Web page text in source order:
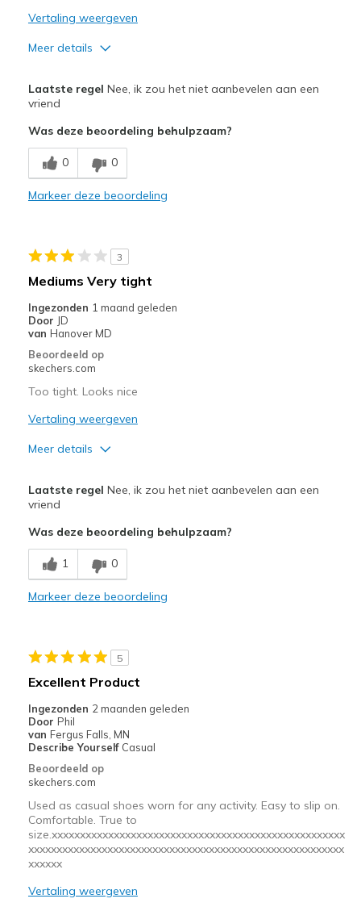
Vertaling weergeven
Meer details
Attractive Design
Beste toepassingen
Special Occasions
Width
Feels too narrow
Laatste regel Nee, ik zou het niet aanbevelen aan een
vriend
Was deze beoordeling behulpzaam?
0 0
Markeer deze beoordeling
3
Mediums Very tight
Ingezonden 1 maand geleden
Door JD
van Hanover MD
Beoordeeld op
skechers.com
Too tight. Looks nice
Vertaling weergeven
Meer details
Stylish
Minpunten
Feet hurt; too tight
Width
Feels too narrow
Laatste regel Nee, ik zou het niet aanbevelen aan een
vriend
Was deze beoordeling behulpzaam?
1 0
Markeer deze beoordeling
5
Excellent Product
Ingezonden 2 maanden geleden
Door Phil
van Fergus Falls, MN
Describe Yourself Casual
Beoordeeld op
skechers.com
Used as casual shoes worn for any activity. Easy to slip on.
Comfortable. True to
size.xxxxxxxxxxxxxxxxxxxxxxxxxxxxxxxxxxxxxxxxxxxxxxxxxxxx
xxxxxxxxxxxxxxxxxxxxxxxxxxxxxxxxxxxxxxxxxxxxxxxxxxxxxxxx
xxxxxx
Vertaling weergeven